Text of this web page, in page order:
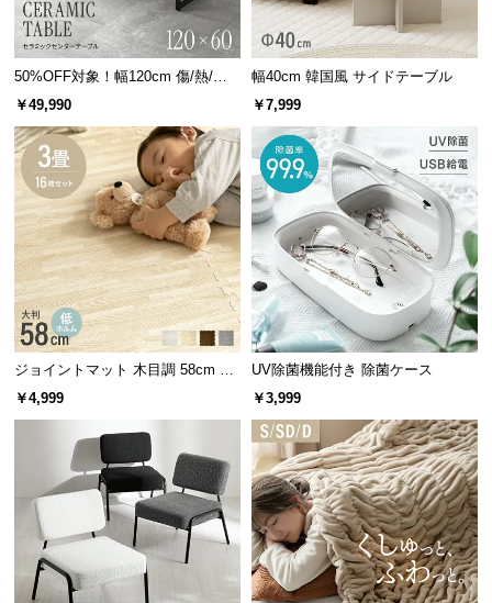
に
つ
い
て
お
様
サ
ポ
ー
ト
お
知
デンマーク家具シリーズのラインナッ
プ
幅118cm
デンマー
ク デザイ
ン テレビ
ボード
¥19,99
8
幅99cm
デンマー
ク デザイ
ン センタ
ーテーブ
ル
¥10,99
9
幅110cm
デンマー
クデザイ
ン ワーク
デスク
¥14,99
9
幅120cm
デンマー
ク デザイ
ン ワーク
デスク
¥19,99
8
幅130cm
デンマー
ク デザイ
ン ワーク
デスク
¥17,99
9
幅65cm
デンマー
ン ワーク
デスク
¥10,99
8
[クイー
ザイン ベ
ッドフレ
ーム 木目
調
幅99cm
デンマー
ン マルチ
キャビネ
ット
¥26,99
9
幅147cm
デンマー
ン マルチ
チェスト
¥26,99
9
デンマーク家具シリーズをもっと見る
50%OFF対象！幅120cm 傷/熱/汚
れに強い セラミック製センターテ
熱
￥49,990
幅40cm 韓国風 サイドテーブル
￥7,999
ジョイントマット 木目調 58cm 厚
さ1cm 16枚セット 3畳
￥4,999
UV除菌機能付き 除菌ケース
￥3,999